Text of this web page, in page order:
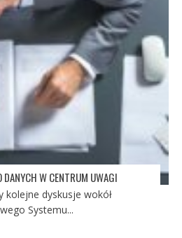
W CENTRUM UWAGI
kolejne dyskusje wokół
Systemu...